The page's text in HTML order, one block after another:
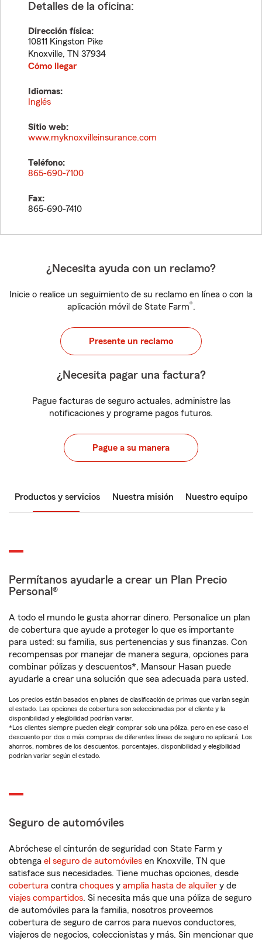
Detalles de la oficina:
Dirección física:
10811 Kingston Pike
Knoxville, TN 37934
Cómo llegar
Idiomas:
Inglés
Sitio web:
www.myknoxvilleinsurance.com
Teléfono:
865-690-7100
Fax:
865-690-7410
¿Necesita ayuda con un reclamo?
Inicie o realice un seguimiento de su reclamo en línea o con la
aplicación móvil de State Farm®.
Presente un reclamo
¿Necesita pagar una factura?
Pague facturas de seguro actuales, administre las
notificaciones y programe pagos futuros.
Pague a su manera
Productos y servicios Nuestra misión Nuestro equipo
Permítanos ayudarle a crear un Plan Precio
Personal®
A todo el mundo le gusta ahorrar dinero. Personalice un plan
de cobertura que ayude a proteger lo que es importante
para usted: su familia, sus pertenencias y sus finanzas. Con
recompensas por manejar de manera segura, opciones para
combinar pólizas y descuentos*, Mansour Hasan puede
ayudarle a crear una solución que sea adecuada para usted.
Los precios están basados en planes de clasificación de primas que varían según
el estado. Las opciones de cobertura son seleccionadas por el cliente y la
disponibilidad y elegibilidad podrían variar.
*Los clientes siempre pueden elegir comprar solo una póliza, pero en ese caso el
descuento por dos o más compras de diferentes líneas de seguro no aplicará. Los
ahorros, nombres de los descuentos, porcentajes, disponibilidad y elegibilidad
podrían variar según el estado.
Seguro de automóviles
Abróchese el cinturón de seguridad con State Farm y
obtenga el seguro de automóviles en Knoxville, TN que
satisface sus necesidades. Tiene muchas opciones, desde
cobertura contra choques y amplia hasta de alquiler y de
viajes compartidos. Si necesita más que una póliza de seguro
de automóviles para la familia, nosotros proveemos
cobertura de seguro de carros para nuevos conductores,
viajeros de negocios, coleccionistas y más. Sin mencionar que